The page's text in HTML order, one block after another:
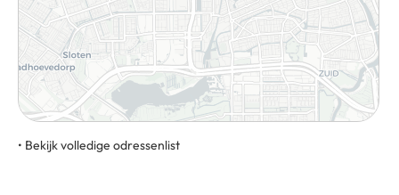
• Bekijk volledige odressenlist